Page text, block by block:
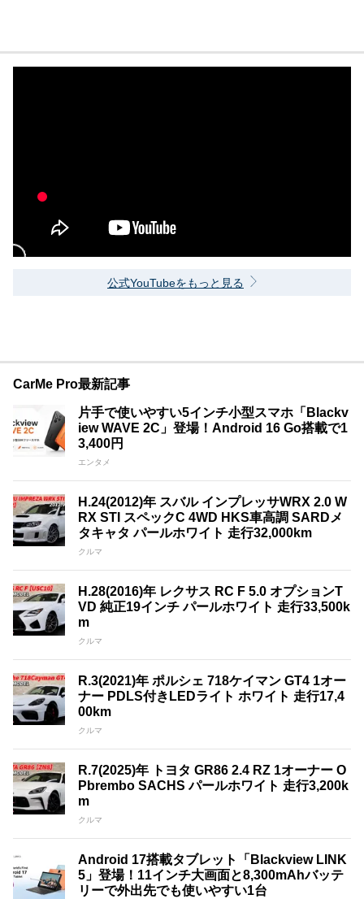
公式YouTubeをもっと見る
CarMe Pro最新記事
片手で使いやすい5インチ小型スマホ「Blackv
iew WAVE 2C」登場！Android 16 Go搭載で1
3,400円
エンタメ
H.24(2012)年 スバル インプレッサWRX 2.0 W
RX STI スペックC 4WD HKS車高調 SARDメ
タキャタ パールホワイト 走行32,000km
クルマ
H.28(2016)年 レクサス RC F 5.0 オプションT
VD 純正19インチ パールホワイト 走行33,500k
m
クルマ
R.3(2021)年 ポルシェ 718ケイマン GT4 1オー
ナー PDLS付きLEDライト ホワイト 走行17,4
00km
クルマ
R.7(2025)年 トヨタ GR86 2.4 RZ 1オーナー O
Pbrembo SACHS パールホワイト 走行3,200k
m
クルマ
Android 17搭載タブレット「Blackview LINK
5」登場！11インチ大画面と8,300mAhバッテ
リーで外出先でも使いやすい1台